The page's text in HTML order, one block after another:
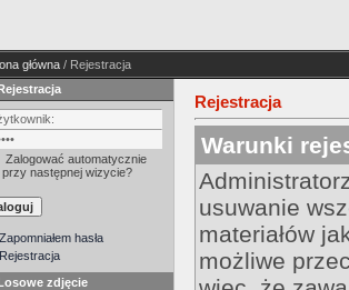
główna / Rejestracja
Zalogować automatycznie
przy następnej wizycie?
hasła
zdjęcie
Rejestracja
Warunki
usuwanie
materiałów
możliwe